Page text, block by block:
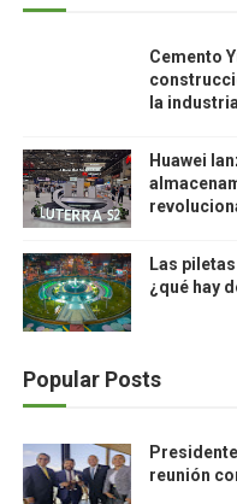
Cemento
la
Huawei
Las
¿qué hay
Popular Posts
reunión